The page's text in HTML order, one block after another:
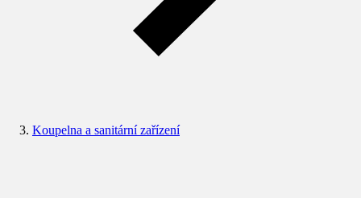
Koupelna a sanitární zařízení